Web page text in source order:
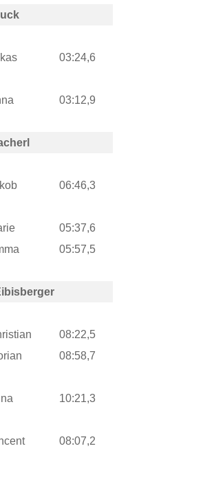
03:24,6
03:12,9
06:46,3
05:37,6
05:57,5
08:22,5
08:58,7
10:21,3
08:07,2